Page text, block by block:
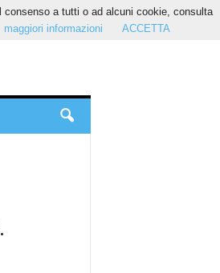
a tutti o ad alcuni cookie, consulta
maggiori informazioni ACCETTA